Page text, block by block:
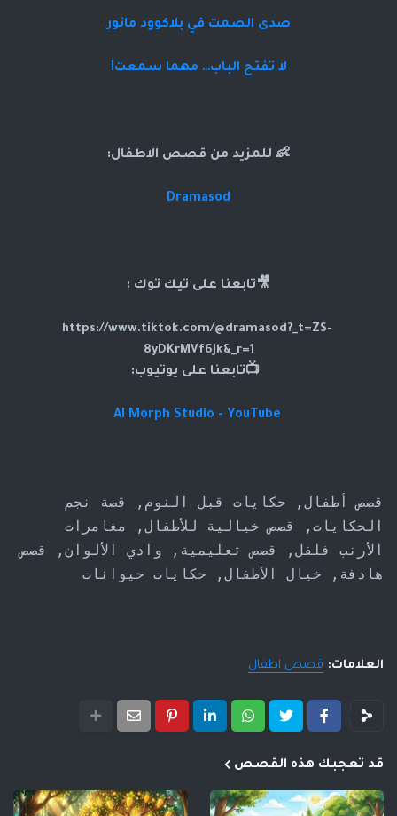
صدى الصمت في بلاكوود مانور
لا تفتح الباب… مهما سمعت!
👶 للمزيد من قصص الاطفال:
Dramasod
🎥تابعنا على تيك توك :
https://www.tiktok.com/@dramasod?_t=ZS-
8yDKrMVf6Jk&_r=1
📺تابعنا على يوتيوب:
AI Morph Studio - YouTube
قصص أطفال, حكايات قبل النوم, قصة نجم
الحكايات, قصص خيالية للأطفال, مغامرات
الأرنب فلفل, قصص تعليمية, وادي الألوان, قصص
هادفة, خيال الأطفال, حكايات حيوانات
العلامات: قصص اطفال
قد تعجبك هذه القصص